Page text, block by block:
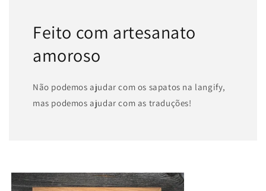
Feito com artesanato
amoroso
Não podemos ajudar com os sapatos na langify,
mas podemos ajudar com as traduções!